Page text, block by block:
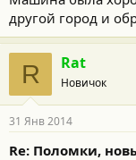
другой город и
R Rat
Новичок
31 Янв 2014
Re: Поломки,